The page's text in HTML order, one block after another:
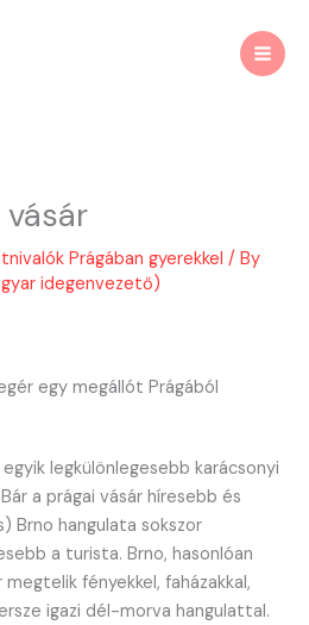
Prágában gyerekkel / By
idegenvezető)
egy megállót Prágából
legkülönlegesebb karácsonyi
a prágai vásár híresebb és
Brno hangulata sokszor
a turista. Brno, hasonlóan
fényekkel, faházakkal,
igazi dél-morva hangulattal.